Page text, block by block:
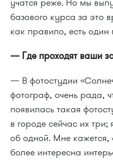
учатся реже. Но мы
базового курса за это
как правило, есть
— Где проходят ваши
— В фотостудии
фотограф, очень рада,
появилась такая
в городе сейчас их три;
об одной. Мне
более интересна